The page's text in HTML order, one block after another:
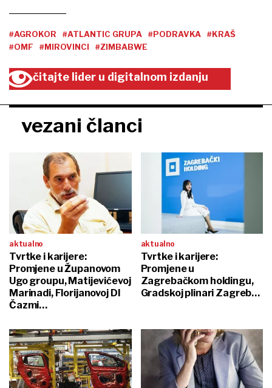
#AGROKOR #ATLANTIC GRUPA #PODRAVKA
#KRAŠ
#OMF
#MIROVINCI #ZIMBABWE
čitajte lider u digitalnom izdanju
vezani članci
aktualno
Tvrtke i karijere:
Promjene u Županovom
Ugo groupu, Matijevićevoj
Marinadi, Florijanovoj DI
Čazmi…
aktualno
Tvrtke i karijere:
Promjene u
Zagrebačkom holdingu,
Gradskoj plinari Zagreb…